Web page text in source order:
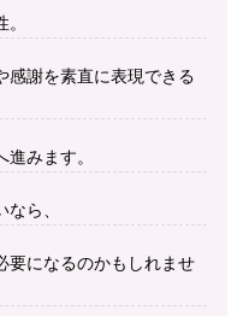
感謝を素直に表現できる
みます。
ら、
要になるのかもしれませ